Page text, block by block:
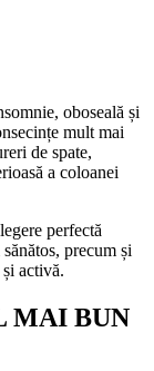
oboseală și
mult mai
de spate,
a coloanei
perfectă
precum și
activă.
MAI BUN